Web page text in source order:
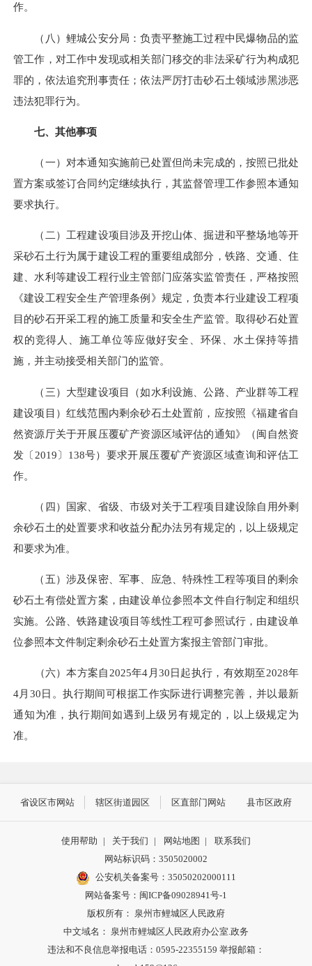
作。
（八）鲤城公安分局：负责平整施工过程中民爆物品的监
管工作，对工作中发现或相关部门移交的非法采矿行为构成犯
罪的，依法追究刑事责任；依法严厉打击砂石土领域涉黑涉恶
违法犯罪行为。
七、其他事项
（一）对本通知实施前已处置但尚未完成的，按照已批处
置方案或签订合同约定继续执行，其监督管理工作参照本通知
要求执行。
（二）工程建设项目涉及开挖山体、掘进和平整场地等开
采砂石土行为属于建设工程的重要组成部分，铁路、交通、住
建、水利等建设工程行业主管部门应落实监管责任，严格按照
《建设工程安全生产管理条例》规定，负责本行业建设工程项
目的砂石开采工程的施工质量和安全生产监管。取得砂石处置
权的竞得人、施工单位等应做好安全、环保、水土保持等措
施，并主动接受相关部门的监管。
（三）大型建设项目（如水利设施、公路、产业群等工程
建设项目）红线范围内剩余砂石土处置前，应按照《福建省自
然资源厅关于开展压覆矿产资源区域评估的通知》（闽自然资
发〔2019〕138号）要求开展压覆矿产资源区域查询和评估工
作。
（四）国家、省级、市级对关于工程项目建设除自用外剩
余砂石土的处置要求和收益分配办法另有规定的，以上级规定
和要求为准。
（五）涉及保密、军事、应急、特殊性工程等项目的剩余
砂石土有偿处置方案，由建设单位参照本文件自行制定和组织
实施。公路、铁路建设项目等线性工程可参照试行，由建设单
位参照本文件制定剩余砂石土处置方案报主管部门审批。
（六）本方案自2025年4月30日起执行，有效期至2028年
4月30日。执行期间可根据工作实际进行调整完善，并以最新
通知为准，执行期间如遇到上级另有规定的，以上级规定为
准。
省设区市网站 辖区街道园区 区直部门网站 县市区政府
使用帮助 | 关于我们 | 网站地图 |
联系我们
网站标识码：3505020002
公安机关备案号：35050202000111
网站备案号：闽ICP备09028941号-1
版权所有： 泉州市鲤城区人民政府
中文域名： 泉州市鲤城区人民政府办公室.政务
违法和不良信息举报电话：0595-22355159 举报邮箱：